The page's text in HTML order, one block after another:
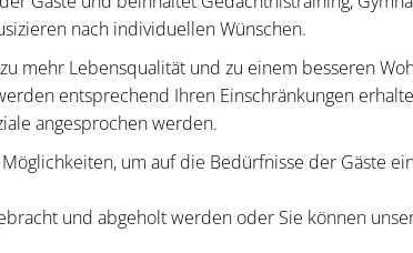
nach individuellen Wünschen.
mehr Lebensqualität und zu einem besseren
entsprechend Ihren Einschränkungen
angesprochen werden.
um auf die Bedürfnisse der Gäste
und abgeholt werden oder Sie können